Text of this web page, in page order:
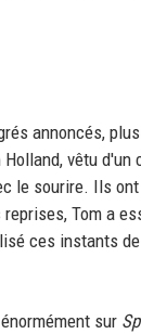
annoncés,
vêtu d'un
le sourire. Ils
Tom a
ces instants
sur